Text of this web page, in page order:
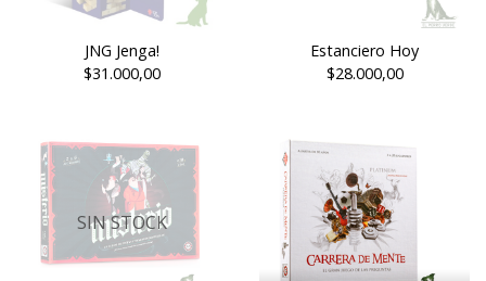
JNG Jenga!
$31.000,00
Estanciero Hoy
$28.000,00
SIN STOCK